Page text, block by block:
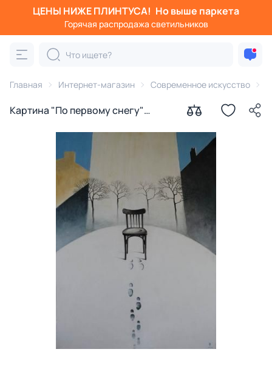
ЦЕНЫ НИЖЕ ПЛИНТУСА! Но выше паркета
Горячая распродажа светильников
Главная Интернет-магазин Современное искусство
Картина "По первому снегу"